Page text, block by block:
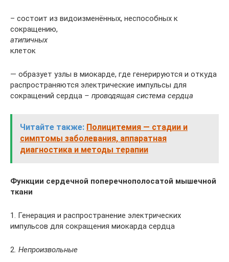
– состоит из видоизменённых, неспособных к
сокращению,
атипичных
клеток
— образует узлы в миокарде, где генерируются и откуда
распространяются электрические импульсы для
сокращений сердца – проводящая система сердца
Читайте также: Полицитемия — стадии и
симптомы заболевания, аппаратная
диагностика и методы терапии
Функции сердечной поперечнополосатой мышечной
ткани
1. Генерация и распространение электрических
импульсов для сокращения миокарда сердца
2. Непроизвольные